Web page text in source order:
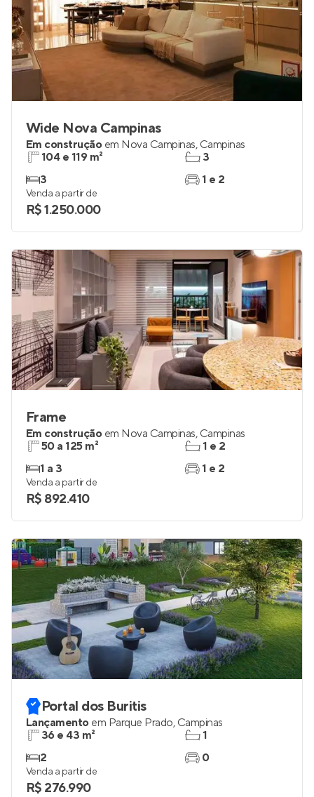
Wide Nova Campinas
Em construção em Nova Campinas, Campinas
104 e 119 m²
3
3
1 e 2
Venda a partir de
R$ 1.250.000
Frame
Em construção em Nova Campinas, Campinas
50 a 125 m²
1 a 3
1 e 2
1 e 2
Venda a partir de
R$ 892.410
Portal dos Buritis
Lançamento em Parque Prado, Campinas
36 e 43 m²
2
1
0
Venda a partir de
R$ 276.990